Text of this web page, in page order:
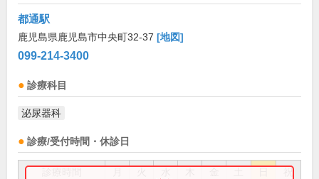
都通駅
鹿児島県鹿児島市中央町32-37 [地図]
099-214-3400
診療科目
泌尿器科
診療/受付時間・休診日
祝